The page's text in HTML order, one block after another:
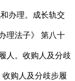
办理。成长轨交
理法子》 第八十
人。收购人及分歧
购人及分歧步履